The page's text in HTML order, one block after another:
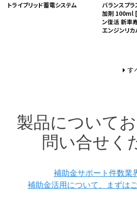
トライブリッド蓄電システム
バランスプ
加剤 100ml
ン復活 新車
エンジンリ
す